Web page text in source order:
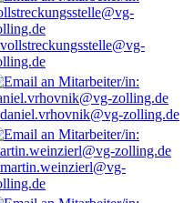
vollstreckungsstelle@vg-
daniel.vrhovnik@vg-zolling.de
martin.weinzierl@vg-